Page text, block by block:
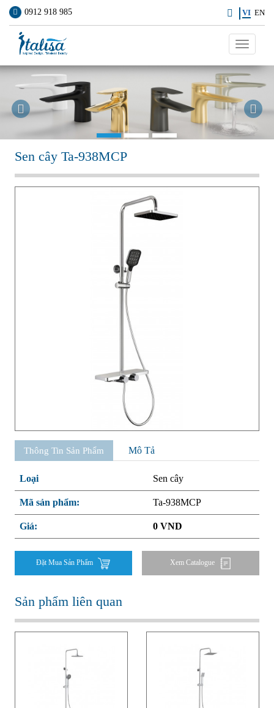
0912 918 985 VI EN
Toggle
Previous
Sen cây Ta-938MCP
Thông Tin Sản Phẩm Mô Tả
Loại Sen cây
Mã sản phẩm: Ta-938MCP
Giá: 0 VND
Đặt Mua Sản Phẩm Xem Catalogue
Sản phẩm liên quan